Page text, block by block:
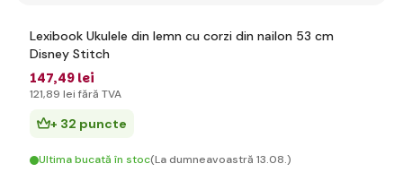
Lexibook Ukulele din lemn cu corzi din nailon 53 cm
Disney Stitch
147,49 lei
121,89 lei fără TVA
+ 32 puncte
Ultima bucată în stoc(La dumneavoastră 13.08.)